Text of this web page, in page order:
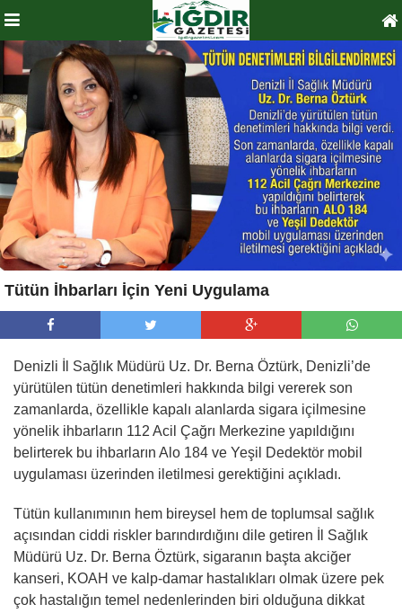
Tütün İhbarları İçin Yeni Uygulama
Denizli İl Sağlık Müdürü Uz. Dr. Berna Öztürk, Denizli’de
yürütülen tütün denetimleri hakkında bilgi vererek son
zamanlarda, özellikle kapalı alanlarda sigara içilmesine
yönelik ihbarların 112 Acil Çağrı Merkezine yapıldığını
belirterek bu ihbarların Alo 184 ve Yeşil Dedektör mobil
uygulaması üzerinden iletilmesi gerektiğini açıkladı.
Tütün kullanımının hem bireysel hem de toplumsal sağlık
açısından ciddi riskler barındırdığını dile getiren İl Sağlık
Müdürü Uz. Dr. Berna Öztürk, sigaranın başta akciğer
kanseri, KOAH ve kalp-damar hastalıkları olmak üzere pek
çok hastalığın temel nedenlerinden biri olduğuna dikkat